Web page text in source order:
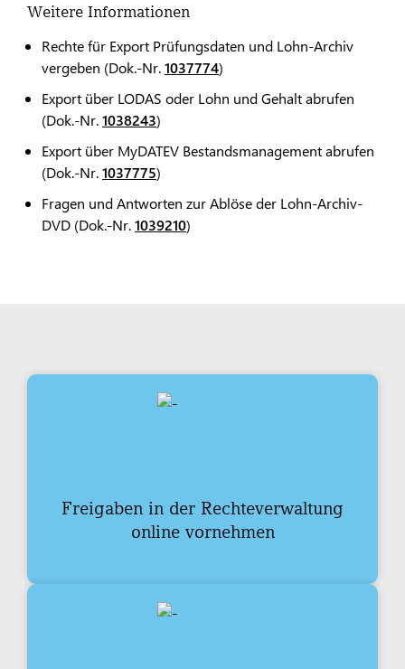
Weitere Informationen
Rechte für Export Prüfungsdaten und Lohn-Archiv
vergeben (Dok.-Nr.1037774)
Export über LODAS oder Lohn und Gehalt abrufen
(Dok.-Nr.1038243)
Export über MyDATEV Bestandsmanagement abrufen
(Dok.-Nr.1037775)
Fragen und Antworten zur Ablöse der Lohn-Archiv-
DVD (Dok.-Nr.1039210)
Freigaben in der Rechteverwaltung
online vornehmen